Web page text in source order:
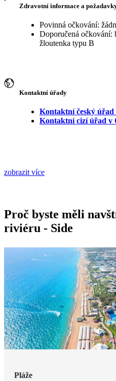
Zdravotní informace a
Povinná očkování:
Doporučená očkování:
žloutenka typu B
Kontaktní úřady
Kontaktní český úřad
Kontaktní cizí úřad v
zobrazit více
Proč byste měli
riviéru - Side
Pláže